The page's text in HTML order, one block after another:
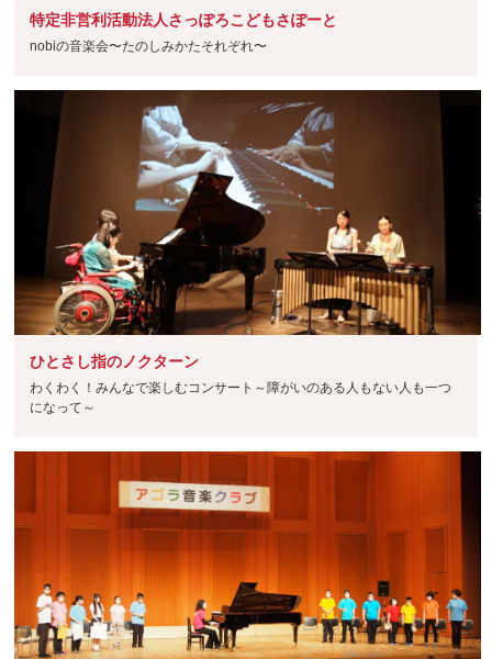
特定非営利活動法人さっぽろこどもさぽーと
nobiの音楽会〜たのしみかたそれぞれ〜
ひとさし指のノクターン
わくわく！みんなで楽しむコンサート～障がいのある人もない人も一つ
になって～